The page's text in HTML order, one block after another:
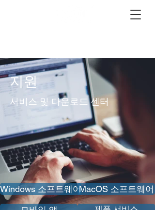
지원
서비스 및 다운로드 센터
Windows 소프트웨어MacOS 소프트웨어